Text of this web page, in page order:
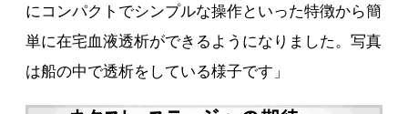
にコンパクトでシンプルな操作といった特徴から簡
単に在宅血液透析ができるようになりました。写真
は船の中で透析をしている様子です」